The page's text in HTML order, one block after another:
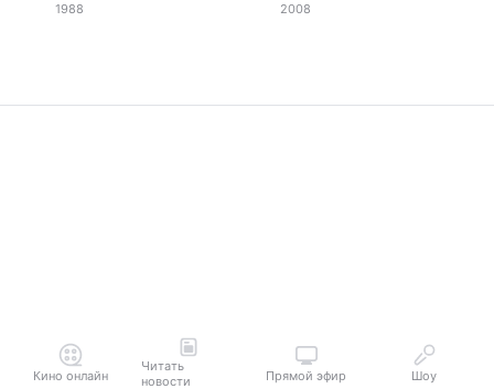
1988 2008
Кино онлайн
Читать
новости
Прямой эфир Шоу